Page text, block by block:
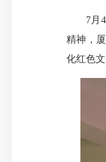
7月
精神，
化红色